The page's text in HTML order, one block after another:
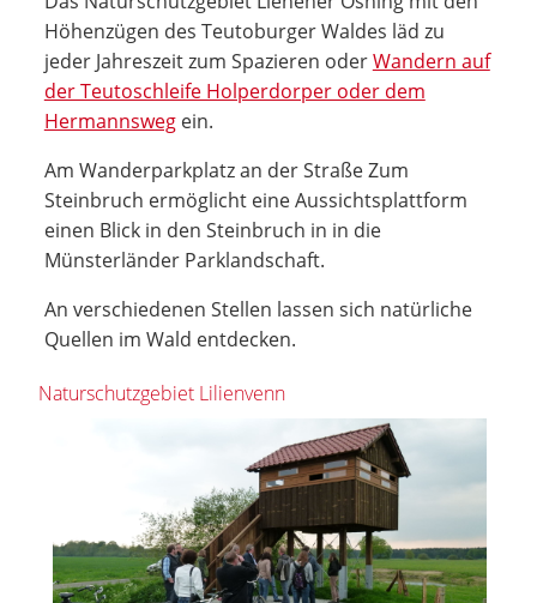
Höhenzügen des Teutoburger Waldes läd zu
jeder Jahreszeit zum Spazieren oderWandern auf
der Teutoschleife Holperdorper oder dem
Hermannswegein.
Am Wanderparkplatz an der Straße Zum
Steinbruch ermöglicht eine Aussichtsplattform
einen Blick in den Steinbruch in in die
Münsterländer Parklandschaft.
An verschiedenen Stellen lassen sich natürliche
Quellen im Wald entdecken.
Naturschutzgebiet Lilienvenn